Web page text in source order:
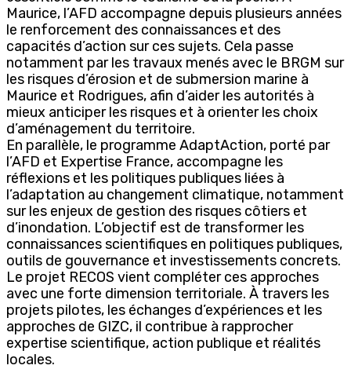
Maurice, l’AFD accompagne depuis plusieurs années
le renforcement des connaissances et des
capacités d’action sur ces sujets. Cela passe
notamment par les travaux menés avec le BRGM sur
les risques d’érosion et de submersion marine à
Maurice et Rodrigues, afin d’aider les autorités à
mieux anticiper les risques et à orienter les choix
d’aménagement du territoire.
En parallèle, le programme AdaptAction, porté par
l’AFD et Expertise France, accompagne les
réflexions et les politiques publiques liées à
l’adaptation au changement climatique, notamment
sur les enjeux de gestion des risques côtiers et
d’inondation. L’objectif est de transformer les
connaissances scientifiques en politiques publiques,
outils de gouvernance et investissements concrets.
Le projet RECOS vient compléter ces approches
avec une forte dimension territoriale. À travers les
projets pilotes, les échanges d’expériences et les
approches de GIZC, il contribue à rapprocher
expertise scientifique, action publique et réalités
locales.